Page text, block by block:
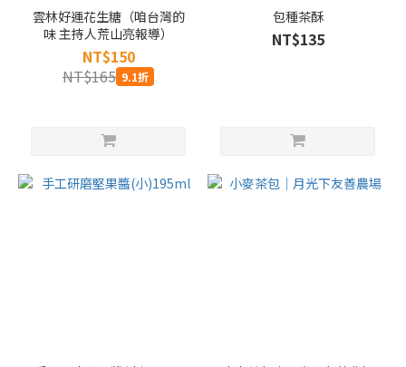
雲林好運花生糖（咱台灣的
味 主持人荒山亮報導）
NT$150
NT$165 9.1折
包種茶酥
NT$135